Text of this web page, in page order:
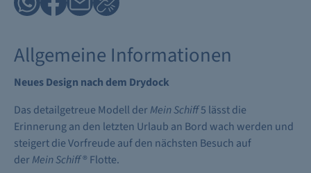
Allgemeine Informationen
Neues Design nach dem Drydock
Das detailgetreue Modell derMein Schiff5 lässt die
Erinnerung an den letzten Urlaub an Bord wach werden und
steigert die Vorfreude auf den nächsten Besuch auf
derMein Schiff® Flotte.